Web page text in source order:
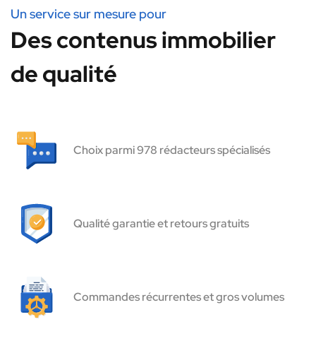
Un service sur mesure pour
Des contenus immobilier
de qualité
Choix parmi 978 rédacteurs spécialisés
Qualité garantie et retours gratuits
Commandes récurrentes et gros volumes